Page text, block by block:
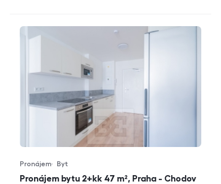
Pronájem bytu 2+kk 47 m², Praha - Chodov
Typ nabídky
Pronájem
Typ nemovitosti
Byt